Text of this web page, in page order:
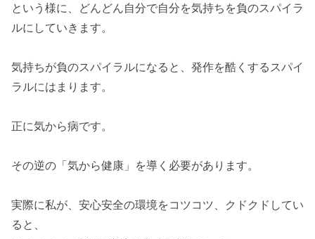
という様に、どんどん自分で自分を気持ちを負のスパイラ
ルにしていきます。
気持ちが負のスパイラルになると、発作を酷くするスパイ
ラルにはまります。
正に気から病です。
その逆の「気から健康」を導く必要があります。
実際に私が、安心安全の環境をコツコツ、クドクドしてい
ると、